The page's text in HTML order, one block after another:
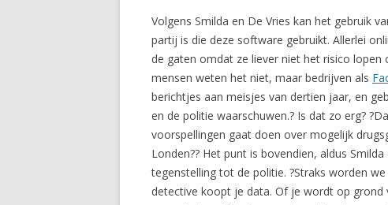
Volgens Smilda en De Vries kan het gebruik
partij is die deze software gebruikt. Allerlei
de gaten omdat ze liever niet het risico
mensen weten het niet, maar bedrijven als
berichtjes aan meisjes van dertien jaar, en
en de politie waarschuwen.? Is dat zo erg?
voorspellingen gaat doen over mogelijk
Londen?? Het punt is bovendien, aldus
tegenstelling tot de politie. ?Straks worden
detective koopt je data. Of je wordt op grond